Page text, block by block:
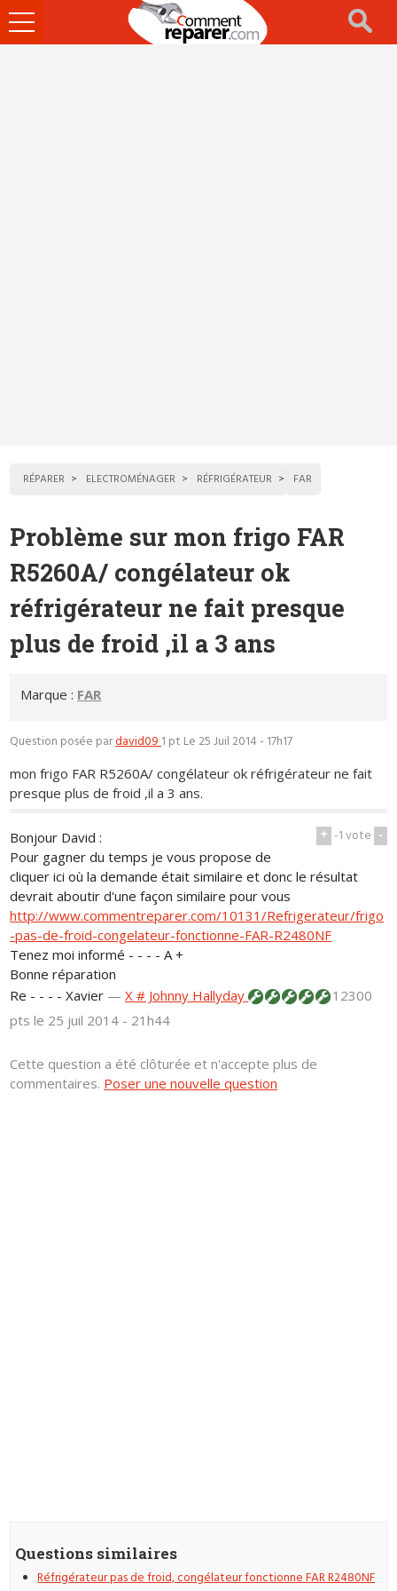
Ouvrir
le
RÉPARER ELECTROMÉNAGER RÉFRIGÉRATEUR FAR
Problème sur mon frigo FAR
R5260A/ congélateur ok
réfrigérateur ne fait presque
plus de froid ,il a 3 ans
Marque : FAR
Question posée pardavid091 pt Le 25 Juil 2014 - 17h17
mon frigo FAR R5260A/ congélateur ok réfrigérateur ne fait
presque plus de froid ,il a 3 ans.
+ -1vote -
Bonjour David :
Pour gagner du temps je vous propose de
cliquer ici où la demande était similaire et donc le résultat
devrait aboutir d'une façon similaire pour vous
http://www.commentreparer.com/10131/Refrigerateur/frigo
-pas-de-froid-congelateur-fonctionne-FAR-R2480NF
Tenez moi informé - - - - A +
Bonne réparation
Re - - - - Xavier —X # Johnny Hallyday
12300
ptsle 25 juil 2014 - 21h44
Cette question a été clôturée et n'accepte plus de
commentaires. Poser une nouvelle question
Questions similaires
Réfrigérateur pas de froid, congélateur fonctionne FAR R2480NF